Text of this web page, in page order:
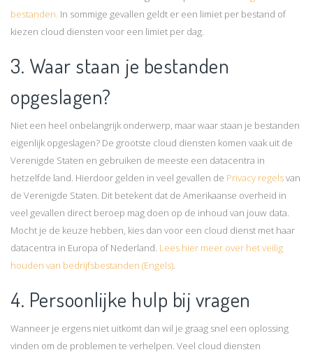
bestanden. In sommige gevallen geldt er een limiet per bestand of
kiezen cloud diensten voor een limiet per dag.
3. Waar staan je bestanden
opgeslagen?
Niet een heel onbelangrijk onderwerp, maar waar staan je bestanden
eigenlijk opgeslagen? De grootste cloud diensten komen vaak uit de
Verenigde Staten en gebruiken de meeste een datacentra in
hetzelfde land. Hierdoor gelden in veel gevallen de Privacy regelsvan
de Verenigde Staten. Dit betekent dat de Amerikaanse overheid in
veel gevallen direct beroep mag doen op de inhoud van jouw data.
Mocht je de keuze hebben, kies dan voor een cloud dienst met haar
datacentra in Europa of Nederland. Lees hier meer over het veilig
houden van bedrijfsbestanden (Engels).
4. Persoonlijke hulp bij vragen
Wanneer je ergens niet uitkomt dan wil je graag snel een oplossing
vinden om de problemen te verhelpen. Veel cloud diensten